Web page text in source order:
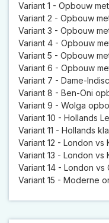
Variant 1 - Opbouw
Variant 2 - Opbouw
Variant 3 - Opbouw
Variant 4 - Opbouw
Variant 5 - Opbouw
Variant 6 - Opbouw
Variant 7 - Dame-
Variant 8 - Ben-Oni
Variant 9 - Wolga
Variant 10 - Hollands
Variant 11 - Hollands
Variant 12 - London vs
Variant 13 - London vs
Variant 14 - London vs
Variant 15 - Moderne